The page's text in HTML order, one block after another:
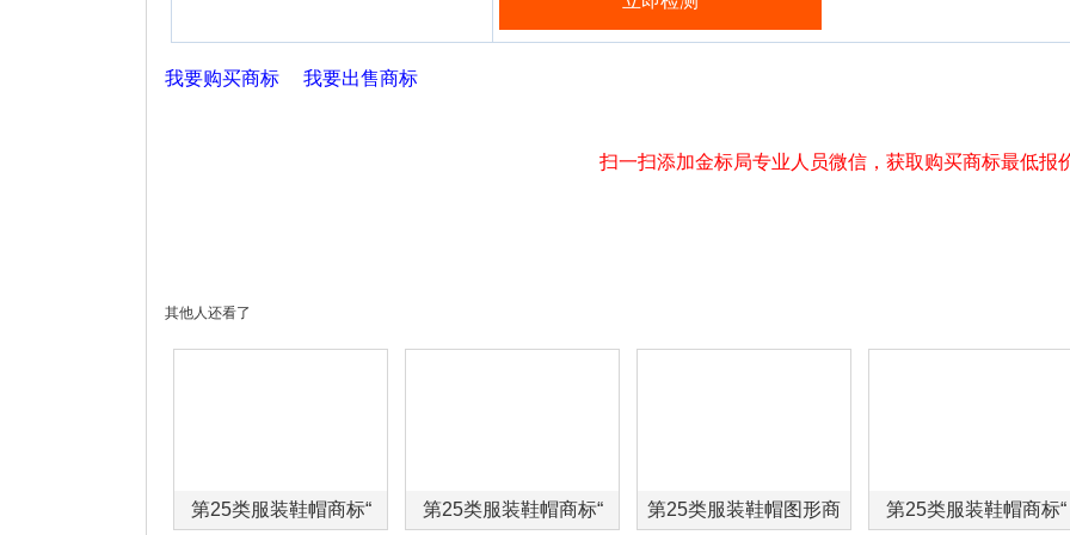
我要购买商标 我要出售商标
扫一扫添加金标局专业人员微信，获取购买商标最低报
其他人还看了
第25类服装鞋帽商标“ 第25类服装鞋帽商标“ 第25类服装鞋帽图形商 第25类服装鞋帽商标“